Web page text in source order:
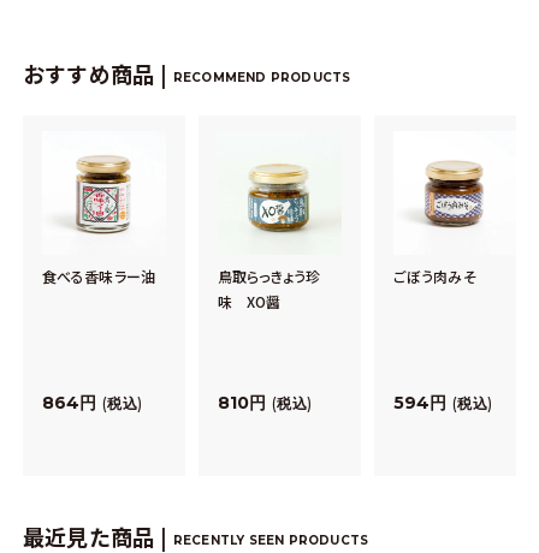
おすすめ商品 | RECOMMEND PRODUCTS
食べる香味ラー油
864 税込
鳥取らっきょう珍
味 XO醤
810 税込
ごぼう肉みそ
594 税込
最近見た商品 | RECENTLY SEEN PRODUCTS